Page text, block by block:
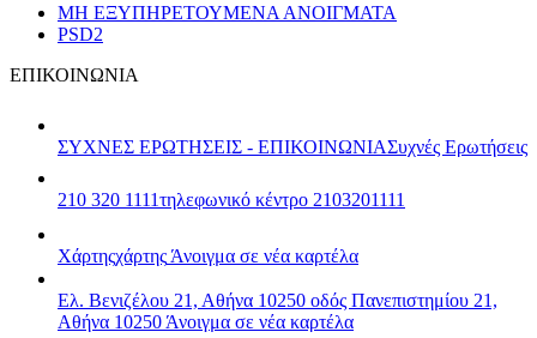
ΜΗ ΕΞΥΠΗΡΕΤΟΥΜΕΝΑ ΑΝΟΙΓΜΑΤΑ
PSD2
ΕΠΙΚΟΙΝΩΝΙΑ
ΣΥΧΝΕΣ ΕΡΩΤΗΣΕΙΣ - ΕΠΙΚΟΙΝΩΝΙΑΣυχνές Ερωτήσεις
210 320 1111τηλεφωνικό κέντρο 2103201111
Χάρτηςχάρτης Άνοιγμα σε νέα καρτέλα
Ελ. Βενιζέλου 21, Αθήνα 10250 οδός Πανεπιστημίου 21,
Αθήνα 10250 Άνοιγμα σε νέα καρτέλα